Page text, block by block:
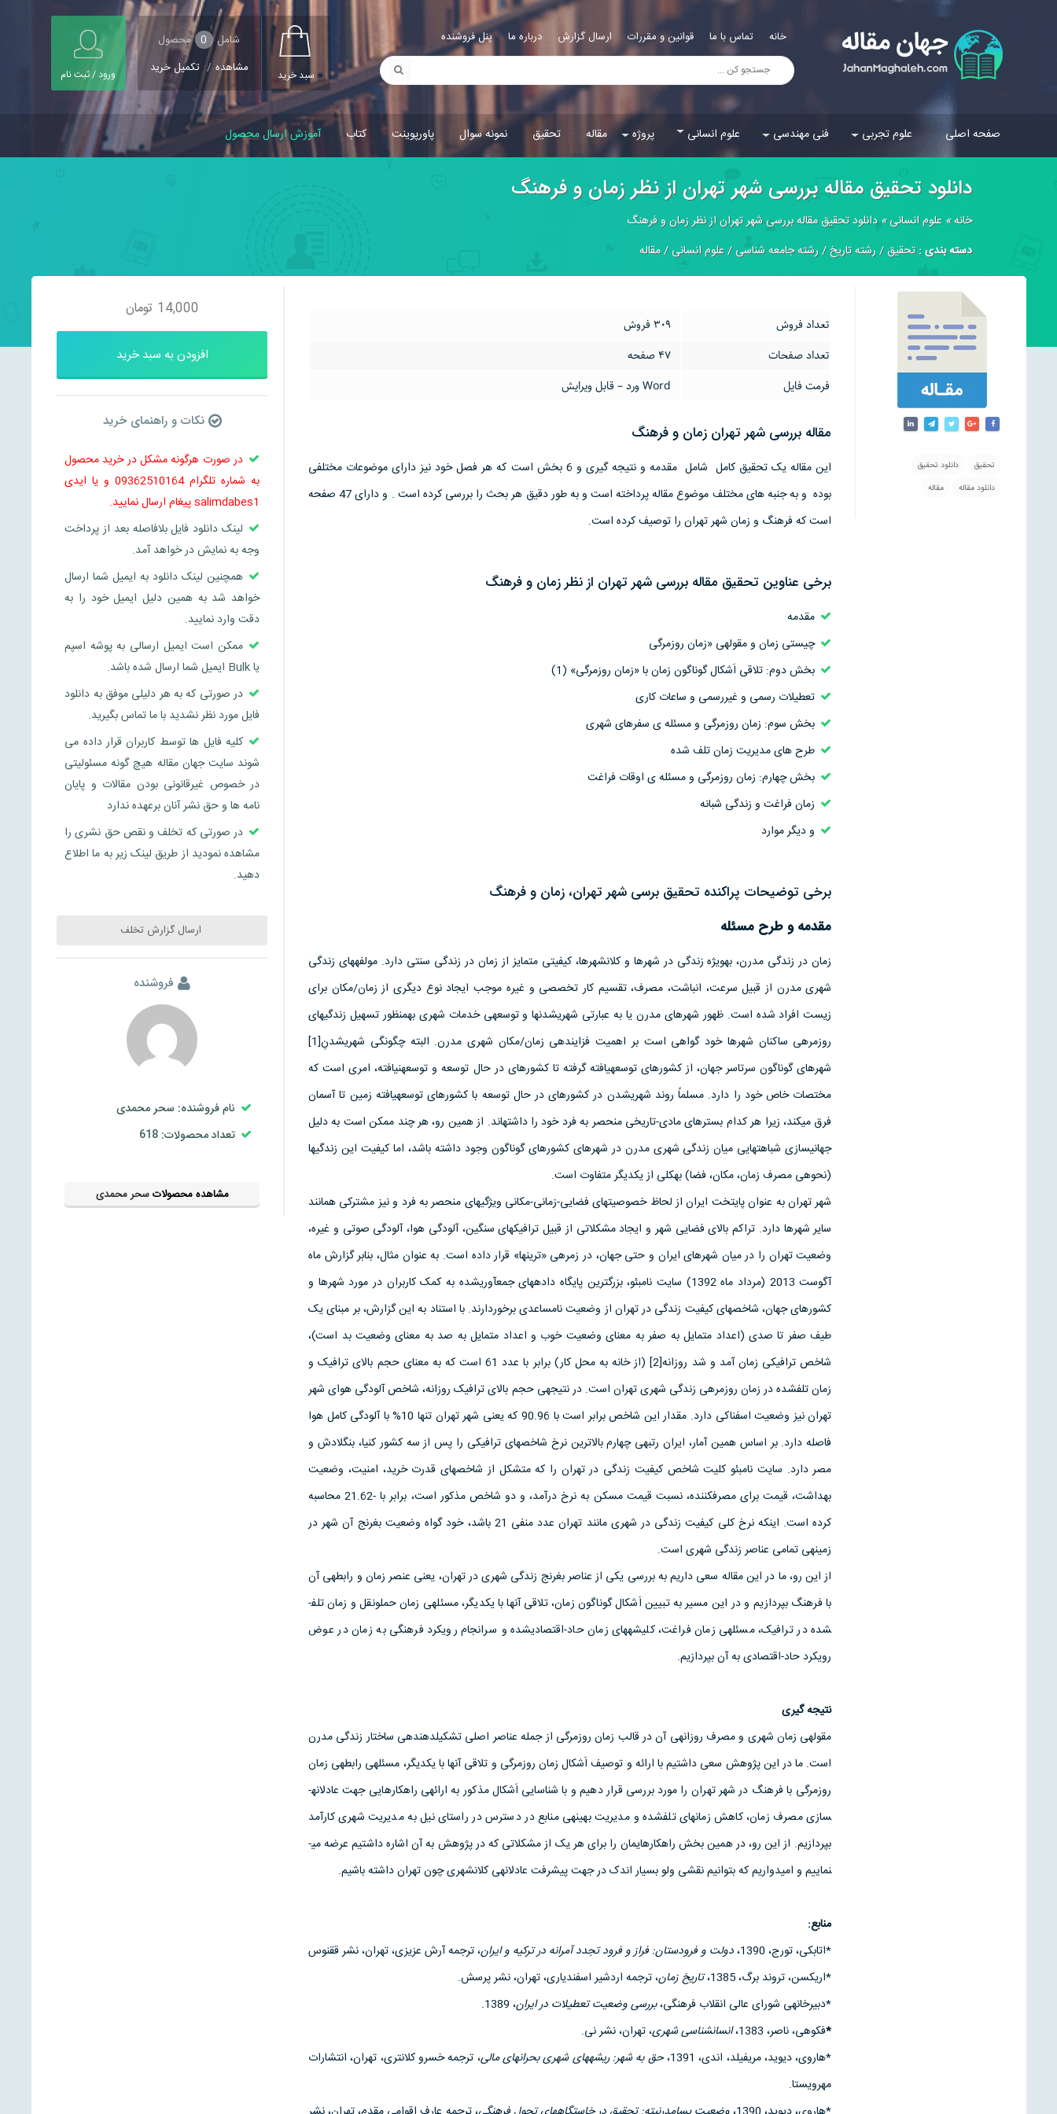
خانه تماس با ما قوانین و مقررات ارسال گزارش درباره ما پنل فروشنده
سبد خرید
شامل 0 محصول
مشاهده / تکمیل خرید ورود / ثبت نام
صفحه اصلی علوم تجربی فنی مهندسی علوم انسانی پروژه مقاله تحقیق نمونه سوال پاورپوینت کتاب آموزش ارسال محصول
دانلود تحقیق مقاله بررسی شهر تهران از نظر زمان و فرهنگ
خانه» علوم انسانی»دانلود تحقیق مقاله بررسی شهر تهران از نظر زمان و فرهنگ
دسته بندی :تحقیق/رشته تاریخ/رشته جامعه شناسی/علوم انسانی/مقاله
تحقیق
دانلود تحقیق
دانلود مقاله
مقاله
تعداد فروش
309 فروش
تعداد صفحات
47 صفحه
فرمت فایل
Word ورد – قابل ویرایش
مقاله بررسی شهر تهران زمان و فرهنگ
این مقاله یک تحقیق کامل شامل مقدمه و نتیجه گیری و 6 بخش است که هر فصل خود نیز دارای موضوعات مختلفی
بوده و به جنبه های مختلف موضوع مقاله پرداخته است و به طور دقیق هر بحث را بررسی کرده است . و دارای 47 صفحه
است که فرهنگ و زمان شهر تهران را توصیف کرده است.
برخی عناوین تحقیق مقاله بررسی شهر تهران از نظر زمان و فرهنگ
مقدمه
چیستی زمان و مقوله­ی «زمان روزمرگی
بخش دوم: تلاقی اَشکال گوناگون زمان با «زمان روزمرگی» (1)
تعطیلات رسمی و غیررسمی و ساعات کاری
بخش سوم: زمان روزمرگی و مسئله­ ی سفرهای شهری
طرح­ های مدیریت زمان تلف ­شده
بخش چهارم: زمان روزمرگی و مسئله­ ی اوقات فراغت
زمان فراغت و زندگی شبانه
و دیگر موارد
برخی توضیحات پراکنده تحقیق برسی شهر تهران، زمان و فرهنگ
مقدمه و طرح مسئله
زمان در زندگی مدرن، به­ویژه زندگی در شهرها و کلان­شهرها، کیفیتی متمایز از زمان در زندگی سنتی دارد. مولفه­های زندگی
شهری مدرن از قبیل سرعت، انباشت، مصرف، تقسیم کار تخصصی و غیره موجب ایجاد نوع دیگری از زمان/مکان برای
زیست افراد شده­ است. ظهور شهرهای مدرن یا به عبارتی شهری­شدن­ها و توسعه­ی خدمات شهری به­منظور تسهیل زندگی­های
روزمره­ی ساکنان شهرها خود گواهی است بر اهمیت فزاینده­ی زمان/مکان شهری مدرن. البته چگونگی شهری­شدنِ[1]
شهرهای گوناگون سرتاسر جهان، از کشورهای توسعه­یافته گرفته تا کشورهای در حال توسعه و توسعه­نیافته، امری است که
مختصات خاص خود را دارد. مسلماً روند شهری­شدن در کشورهای در حال توسعه با کشورهای توسعه­یافته زمین تا آسمان
فرق می­کند، زیرا هر کدام بسترهای مادی-تاریخی منحصر به فرد خود را داشته­اند. از همین رو، هر چند ممکن است به دلیل
جهانی­سازی شباهت­هایی میان زندگی شهری مدرن در شهرهای کشورهای گوناگون وجود داشته باشد، اما کیفیت این زندگی­ها
(نحوه­ی مصرف زمان، مکان، فضا) به­کلی از یکدیگر متفاوت است.
شهر تهران به عنوان پایتخت ایران از لحاظ خصوصیت­های فضایی-زمانی-مکانی ویژگی­های منحصر به فرد و نیز مشترکی همانند
سایر شهرها دارد. تراکم بالای فضایی شهر و ایجاد مشکلاتی از قبیل ترافیک­های سنگین، آلودگی هوا، آلودگی صوتی و غیره،
وضعیت تهران را در میان شهرهای ایران و حتی جهان، در زمره­ی «ترین­ها» قرار داده است. به عنوان مثال، بنابر گزارش ماه
آگوست 2013 (مرداد ماه 1392) سایت نامبئو، بزرگ­ترین پایگاه داده­های جمع­آوری­شده به کمک کاربران در مورد شهرها و
کشورهای جهان، شاخص­های کیفیت زندگی در تهران از وضعیت نامساعدی برخوردارند. با استناد به این گزارش، بر مبنای یک
طیف صفر تا صدی (اعداد متمایل به صفر به معنای وضعیت خوب و اعداد متمایل به صد به معنای وضعیت بد است)،
شاخص ترافیکی زمان آمد و شد روزانه[2] (از خانه به محل کار) برابر با عدد 61 است که به معنای حجم بالای ترافیک و
زمان تلف­شده در زمان روزمره­ی زندگی شهری تهران است. در نتیجه­ی حجم بالای ترافیک روزانه، شاخص آلودگی هوای شهر
تهران نیز وضعیت اسفناکی دارد. مقدار این شاخص برابر است با 90.96 که یعنی شهر تهران تنها 10% با آلودگی کامل هوا
فاصله دارد. بر اساس همین آمار، ایران رتبه­ی چهارم بالاترین نرخ شاخص­های ترافیکی را پس از سه کشور کنیا، بنگلادش و
مصر دارد. سایت نامبئو کلیت شاخص کیفیت زندگی در تهران را که متشکل از شاخص­های قدرت خرید، امنیت، وضعیت
بهداشت، قیمت برای مصرف­کننده، نسبت قیمت مسکن به نرخ درآمد، و دو شاخص مذکور است، برابر با -21.62 محاسبه
کرده است. اینکه نرخ کلی کیفیت زندگی در شهری مانند تهران عدد منفی 21 باشد، خود گواه وضعیت بغرنج آن شهر در
زمینه­ی تمامی عناصر زندگی شهری است.
از این رو، ما در این مقاله سعی داریم به بررسی یکی از عناصر بغرنج زندگی شهری در تهران، یعنی عنصر زمان و رابطه­ی آن
با فرهنگ بپردازیم و در این مسیر به تبیین اَشکال گوناگون زمان، تلاقی آن­ها با یکدیگر، مسئله­ی زمان حمل­ونقل و زمان تلف­
شده در ترافیک، مسئله­ی زمان فراغت، کلیشه­های زمان حاد-اقتصادی­شده و سرانجام رویکرد فرهنگی به زمان در عوض
رویکرد حاد-اقتصادی به آن بپردازیم.
نتیجه­ گیری
مقوله­ی زمان شهری و مصرف روزانه­ی آن در قالب زمان روزمرگی از جمله عناصر اصلی تشکیل­دهنده­ی ساختار زندگی مدرن
است. ما در این پژوهش سعی داشتیم با ارائه و توصیف اَشکال زمان روزمرگی و تلاقی آن­ها با یکدیگر، مسئله­ی رابطه­ی زمان
روزمرگی با فرهنگ در شهر تهران را مورد بررسی قرار دهیم و با شناسایی اَشکال مذکور به ارائه­ی راه­کارهایی جهت عادلانه­
سازی مصرف زمان، کاهش زمان­های تلف­شده و مدیریت بهینه­ی منابع در دسترس در راستای نیل به مدیریت شهری کارآمد
بپردازیم. از این رو، در همین بخش راه­کارهایمان را برای هر یک از مشکلاتی که در پژوهش به آن اشاره داشتیم عرضه می­
نماییم و امیدواریم که بتوانیم نقشی ولو بسیار اندک در جهت پیشرفت عادلانه­ی کلان­شهری چون تهران داشته باشیم.
منابع:
*اتابکی، تورج، 1390،
دولت و فرودستان: فراز و فرود تجدد آمرانه در ترکیه و ایران، ترجمه آرش عزیزی، تهران، نشر ققنوس
*اریکسن، تروند برگ، 1385،
تاریخ زمان، ترجمه اردشیر اسفندیاری، تهران، نشر پرسش.
*دبیرخانه­ی شورای عالی انقلاب فرهنگی،بررسی وضعیت تعطیلات در ایران، 1389.
*فکوهی، ناصر، 1383، انسان­شناسی شهری، تهران، نشر نی.
*هاروی، دیوید، مری­فیلد، اندی، 1391،
حق به شهر: ریشه­های شهری بحران­های مالی، ترجمه خسرو کلانتری، تهران، انتشارات
مهرویستا.
14,000 تومان
افزودن به سبد خرید
نکات و راهنمای خرید
در صورت هرگونه مشکل در خرید محصول
به شماره تلگرام 09362510164 و یا ایدی
salimdabes1 پیغام ارسال نمایید.
لینک دانلود فایل بلافاصله بعد از پرداخت
وجه به نمایش در خواهد آمد.
همچنین لینک دانلود به ایمیل شما ارسال
خواهد شد به همین دلیل ایمیل خود را به
دقت وارد نمایید.
ممکن است ایمیل ارسالی به پوشه اسپم
یا Bulk ایمیل شما ارسال شده باشد.
در صورتی که به هر دلیلی موفق به دانلود
فایل مورد نظر نشدید با ما تماس بگیرید.
کلیه فایل ها توسط کاربران قرار داده می
شوند سایت جهان مقاله هیچ گونه مسئولیتی
در خصوص غیرقانونی بودن مقالات و پایان
نامه ها و حق نشر آنان برعهده ندارد
در صورتی که تخلف و نقص حق نشری را
مشاهده نمودید از طریق لینک زیر به ما اطلاع
دهید.
ارسال گزارش تخلف
فروشنده
نام فروشنده: سحر محمدی
تعداد محصولات: 618
مشاهده محصولاتسحر محمدی